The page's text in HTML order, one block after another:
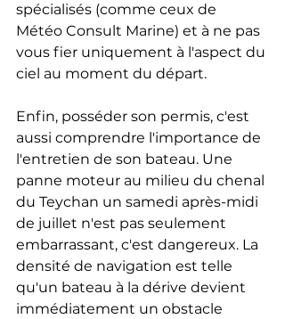
spécialisés (comme ceux de
Météo Consult Marine) et à ne pas
vous fier uniquement à l'aspect du
ciel au moment du départ.
Enfin, posséder son permis, c'est
aussi comprendre l'importance de
l'entretien de son bateau. Une
panne moteur au milieu du chenal
du Teychan un samedi après-midi
de juillet n'est pas seulement
embarrassant, c'est dangereux. La
densité de navigation est telle
qu'un bateau à la dérive devient
immédiatement un obstacle